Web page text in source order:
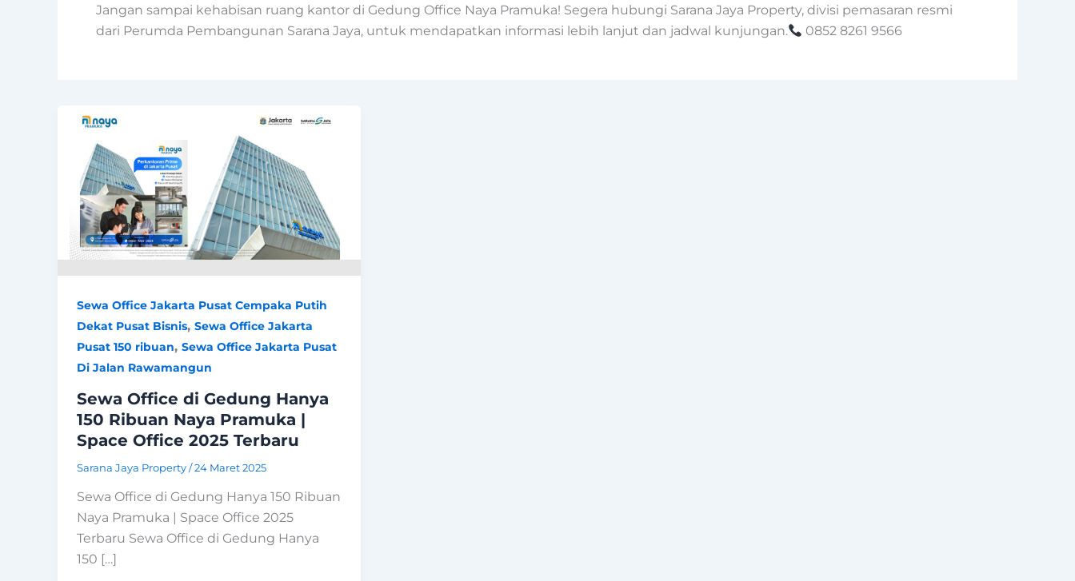
Jangan sampai kehabisan ruang kantor di Gedung Office Naya Pramuka! Segera hubungi Sarana Jaya Property, divisi pemasaran resmi
dari Perumda Pembangunan Sarana Jaya, untuk mendapatkan informasi lebih lanjut dan jadwal kunjungan.
0852 8261 9566
Sewa Office Jakarta Pusat Cempaka Putih
Dekat Pusat Bisnis, Sewa Office Jakarta
Pusat 150 ribuan, Sewa Office Jakarta Pusat
Di Jalan Rawamangun
Sewa Office di Gedung Hanya
150 Ribuan Naya Pramuka |
Space Office 2025 Terbaru
Sarana Jaya Property/24 Maret 2025
Sewa Office di Gedung Hanya 150 Ribuan
Naya Pramuka | Space Office 2025
Terbaru Sewa Office di Gedung Hanya
150 […]